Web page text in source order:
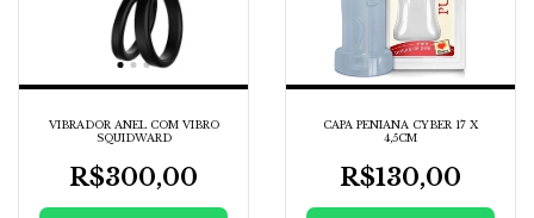
VIBRADOR ANEL COM VIBRO
SQUIDWARD
R$300,00
CAPA PENIANA CYBER 17 X
4,5CM
R$130,00